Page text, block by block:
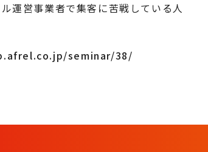
運営事業者で集客に苦戦している人
seminar/38/